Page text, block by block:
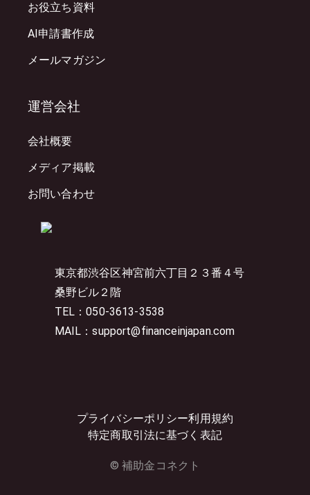
東京都渋谷区神宮前六丁目２３番４号
桑野ビル２階
TEL：050-3613-3538
MAIL：support@financeinjapan.com
プライバシーポリシー利用規約
特定商取引法に基づく表記
© 補助金コネクト
お役立ち資料
AI申請書作成
メールマガジン
運営会社
会社概要
メディア掲載
お問い合わせ